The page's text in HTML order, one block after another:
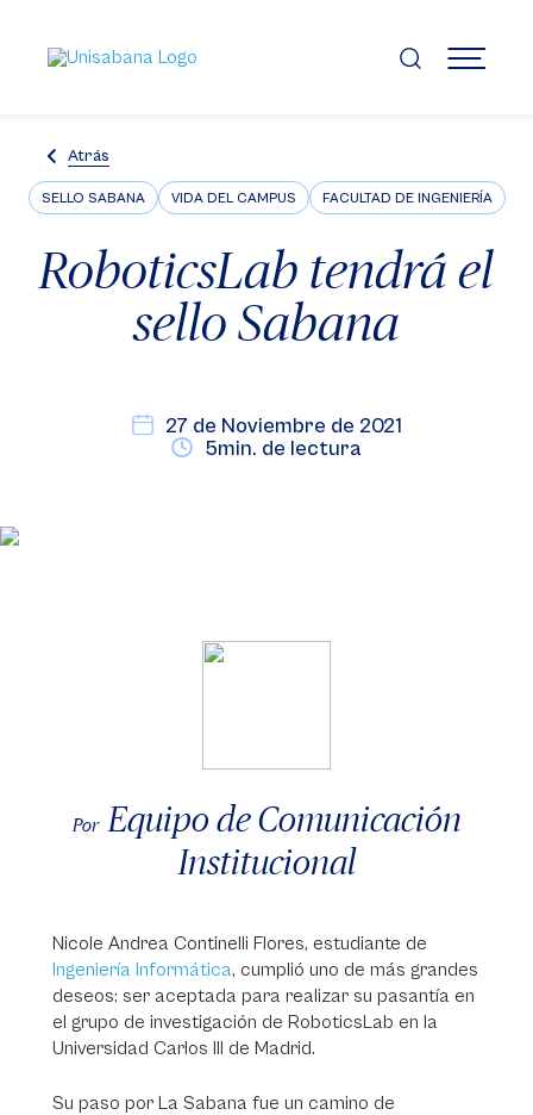
contenido
principal
MENÚ
Atrás
SELLO SABANA VIDA DEL CAMPUS FACULTAD DE INGENIERÍA
RoboticsLab tendrá el
sello Sabana
27 de Noviembre de 2021
5min. de lectura
Por Equipo de Comunicación
Institucional
Nicole Andrea Continelli Flores, estudiante de
Ingeniería Informática, cumplió uno de más grandes
deseos: ser aceptada para realizar su pasantía en
el grupo de investigación de RoboticsLab en la
Universidad Carlos III de Madrid.
Su paso por La Sabana fue un camino de